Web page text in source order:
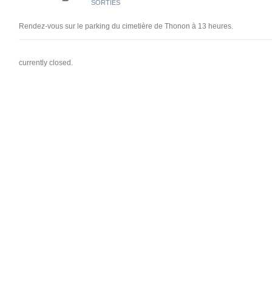
SORTIES
Rendez-vous sur le parking du cimetière de Thonon à 13 heures.
currently closed.